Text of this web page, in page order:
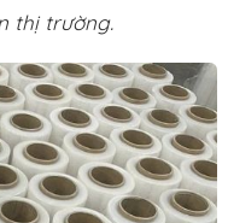
thị trường.